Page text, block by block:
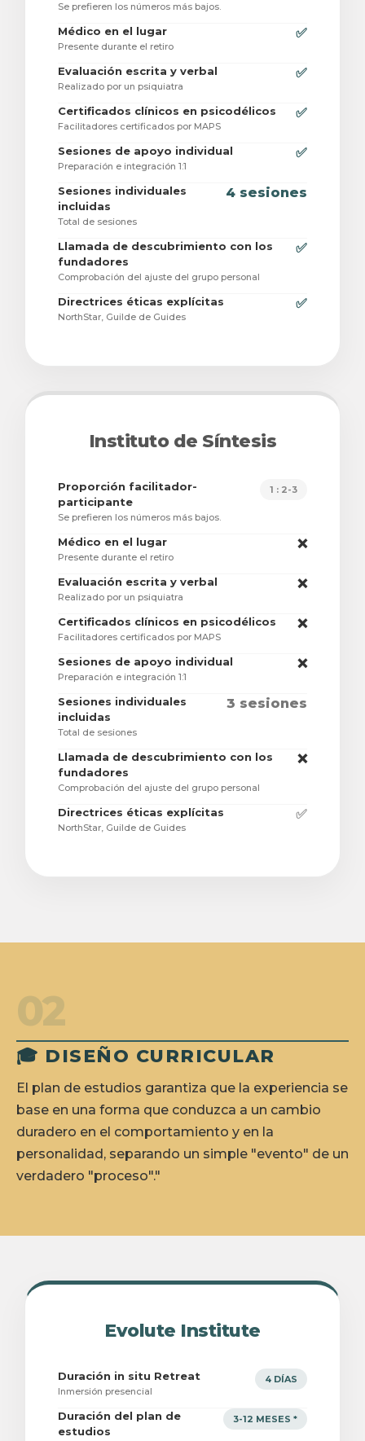
Se prefieren los números más bajos.
Médico en el lugar
Presente durante el retiro
✅
Evaluación escrita y verbal
Realizado por un psiquiatra
✅
Certificados clínicos en psicodélicos
Facilitadores certificados por MAPS
✅
Sesiones de apoyo individual
Preparación e integración 1:1
✅
Sesiones individuales
incluidas
Total de sesiones
4 sesiones
Llamada de descubrimiento con los
fundadores
Comprobación del ajuste del grupo personal
✅
Directrices éticas explícitas
NorthStar, Guilde de Guides
✅
Instituto de Síntesis
Proporción facilitador-
participante
Se prefieren los números más bajos.
1 : 2-3
Médico en el lugar
Presente durante el retiro
❌
Evaluación escrita y verbal
Realizado por un psiquiatra
❌
Certificados clínicos en psicodélicos
Facilitadores certificados por MAPS
❌
Sesiones de apoyo individual
Preparación e integración 1:1
❌
Sesiones individuales
incluidas
Total de sesiones
3 sesiones
Llamada de descubrimiento con los
fundadores
Comprobación del ajuste del grupo personal
❌
Directrices éticas explícitas
NorthStar, Guilde de Guides
✅
02
🎓 DISEÑO CURRICULAR
El plan de estudios garantiza que la experiencia se
base en una forma que conduzca a un cambio
duradero en el comportamiento y en la
personalidad, separando un simple "evento" de un
verdadero "proceso"."
Evolute Institute
Duración in situ Retreat
Inmersión presencial
4 DÍAS
Duración del plan de
estudios
3-12 MESES *